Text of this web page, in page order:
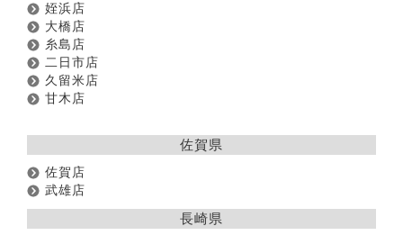
姪浜店
大橋店
糸島店
二日市店
久留米店
甘木店
佐賀県
佐賀店
武雄店
長崎県